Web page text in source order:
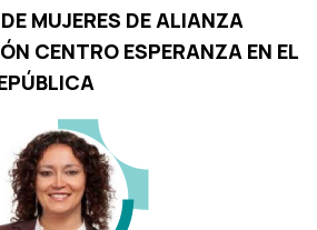
MUJERES DE ALIANZA
CENTRO ESPERANZA EN EL